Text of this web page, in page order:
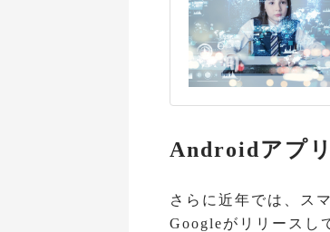
Androidアプ
さらに近年では、ス
Googleがリリースし